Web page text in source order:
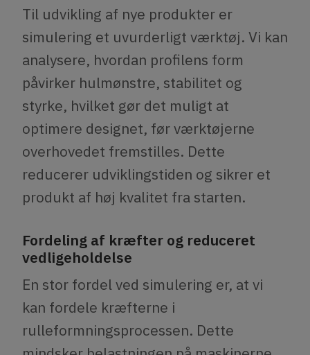
Til udvikling af nye produkter er
simulering et uvurderligt værktøj. Vi kan
analysere, hvordan profilens form
påvirker hulmønstre, stabilitet og
styrke, hvilket gør det muligt at
optimere designet, før værktøjerne
overhovedet fremstilles. Dette
reducerer udviklingstiden og sikrer et
produkt af høj kvalitet fra starten.
Fordeling af kræfter og reduceret
vedligeholdelse
En stor fordel ved simulering er, at vi
kan fordele kræfterne i
rulleformningsprocessen. Dette